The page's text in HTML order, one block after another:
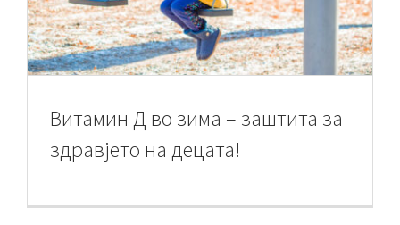
Витамин Д во зима – заштита за
здравјето на децата!